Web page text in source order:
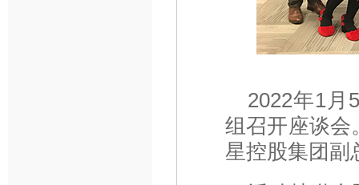
2022年1月
组召开座谈会
星控股集团副